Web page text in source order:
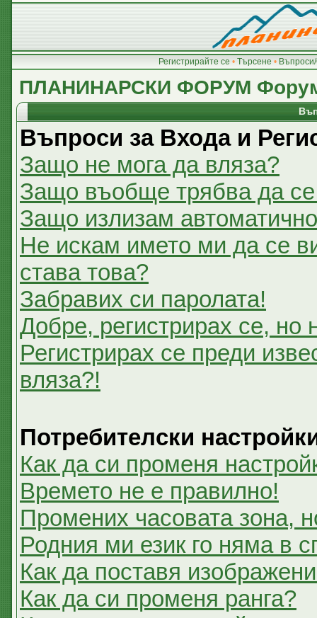
Регистрирайте се • Търсене •
ПЛАНИНАРСКИ ФОРУМ
Въпроси за Входа и
Защо не мога да вляза?
Защо въобще трябва да се
Защо излизам
Не искам името ми да се
става това?
Забравих си паролата!
Добре, регистрирах се, но
Регистрирах се преди
вляза?!
Потребителски
Как да си променя
Времето не е правилно!
Промених часовата зона,
Родния ми език го няма в
Как да поставя
Как да си променя ранга?